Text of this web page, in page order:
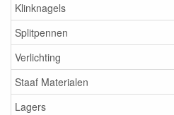
Klinknagels
Splitpennen
Verlichting
Staaf Materialen
Lagers